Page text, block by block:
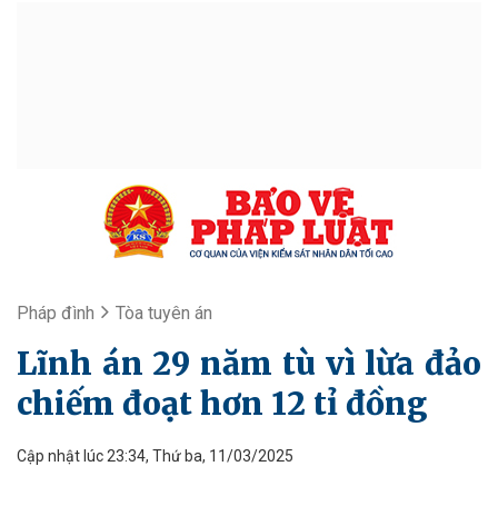
Pháp đình Tòa tuyên án
Lĩnh án 29 năm tù vì lừa đảo
chiếm đoạt hơn 12 tỉ đồng
Cập nhật lúc 23:34, Thứ ba, 11/03/2025